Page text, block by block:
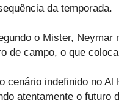
da temporada.
o Mister, Neymar
de campo, o que
cenário indefinido no
atentamente o futuro